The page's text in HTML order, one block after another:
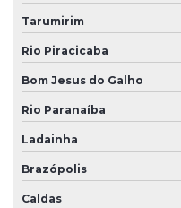
Tarumirim
Rio Piracicaba
Bom Jesus do Galho
Rio Paranaíba
Ladainha
Brazópolis
Caldas